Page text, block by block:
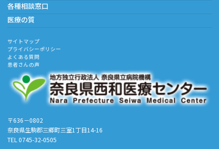
〒636－0802
奈良県生駒郡三郷町三室1丁目14-16
TEL 0745-32-0505
各種相談窓口
医療の質
サイトマップ
プライバシーポリシー
よくある質問
患者さんの声